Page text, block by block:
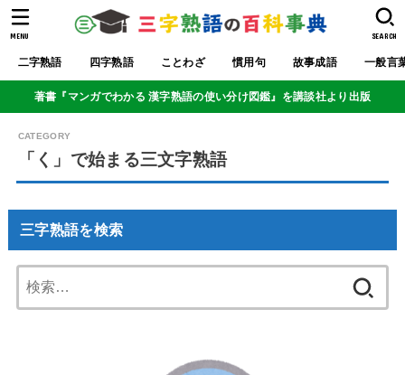
二字熟語 四字熟語 ことわざ 慣用句 故事成語 一般言
SEARCH
MENU
著書『マンガでわかる 漢字熟語の使い分け図鑑』を講談社より出版
「く」で始まる三文字熟語
三字熟語を検索
索: